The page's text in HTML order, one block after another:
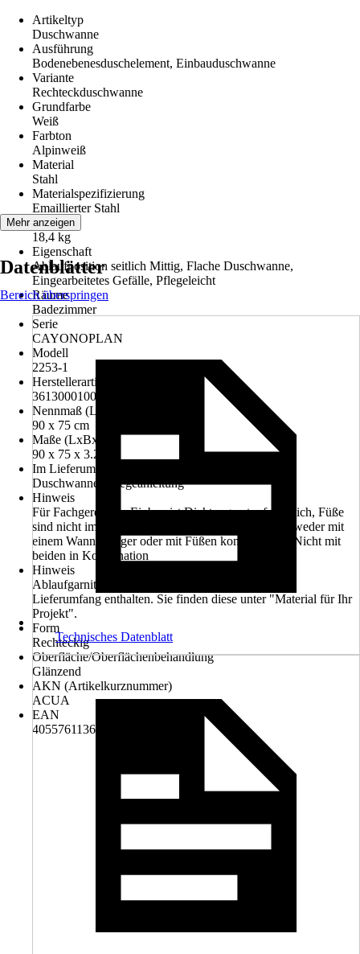
Artikeltyp
Duschwanne
Ausführung
Bodenebenesduschelement, Einbauduschwanne
Variante
Rechteckduschwanne
Grundfarbe
Weiß
Farbton
Alpinweiß
Material
Stahl
Materialspezifizierung
Emaillierter Stahl
Gewicht
18,4 kg
Eigenschaft
Ablaufposition seitlich Mittig, Flache Duschwanne,
Eingearbeitetes Gefälle, Pflegeleicht
Räume
Badezimmer
Serie
CAYONOPLAN
Modell
2253-1
Herstellerartikelnummer
361300010001
Nennmaß (LxB)
90 x 75 cm
Maße (LxBxH)
90 x 75 x 3.2 cm
Im Lieferumfang enthalten
Duschwanne, Pflegeanleitung
Hinweis
Für Fachgerechten Einbau ist Dichtungsset erforderlich, Füße
sind nicht im Lieferumfang enthalten, Wanne ist entweder mit
einem Wannenträger oder mit Füßen kombinierbar. Nicht mit
beiden in Kombination
Hinweis
Ablaufgarnitur und Ablaufabdeckung sind nicht im
Lieferumfang enthalten. Sie finden diese unter "Material für Ihr
Projekt".
Form
Rechteckig
Oberfläche/Oberflächenbehandlung
Glänzend
AKN (Artikelkurznummer)
ACUA
EAN
4055761136839
Mehr anzeigen
Datenblätter
Bereich überspringen
Technisches Datenblatt